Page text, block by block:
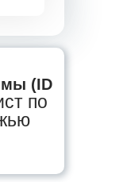
(ID
по